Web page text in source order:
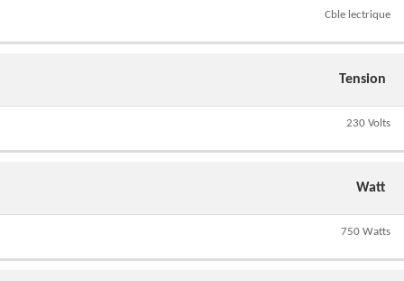
Cble lectrique
Tension
230 Volts
Watt
750 Watts